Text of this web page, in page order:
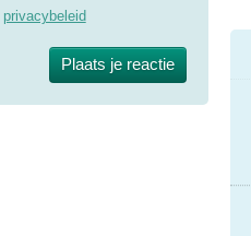
privacybeleid